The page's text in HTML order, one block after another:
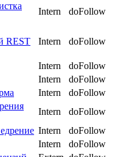
Intern
doFollow
REST
Intern doFollow
Intern
doFollow
Intern
doFollow
Intern
doFollow
Intern
doFollow
Intern
doFollow
Intern
doFollow